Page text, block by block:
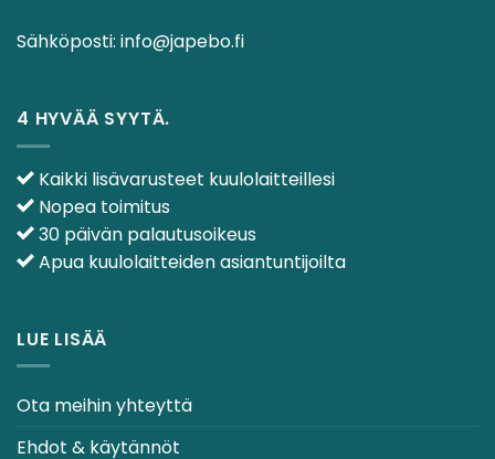
Sähköposti: info@japebo.fi
4 HYVÄÄ SYYTÄ.
Kaikki lisävarusteet kuulolaitteillesi
Nopea toimitus
30 päivän palautusoikeus
Apua kuulolaitteiden asiantuntijoilta
LUE LISÄÄ
Ota meihin yhteyttä
Ehdot & käytännöt